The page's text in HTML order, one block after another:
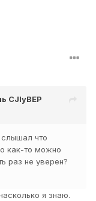
CJIyBEP
слышал что
как-то можно
раз не уверен?
я знаю.